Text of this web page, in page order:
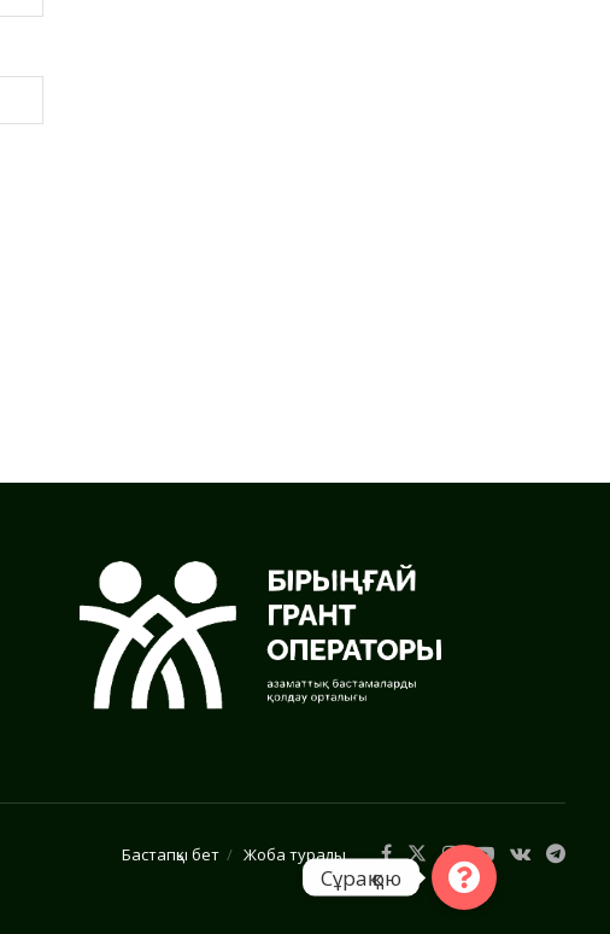
Бастапқы бет Жоба туралы
Сұрақ қою